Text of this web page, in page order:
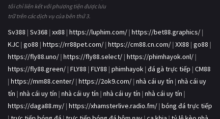
tôi chỉ liên kết với phương tiện được lưu
trữ trên các dịch vụ của bên thứ 3.
Sv388 | Sv368 | xx88 | https://luphim.com/ | https://bet88.graphics/ |
KJC | go88 | https://rr88pet.com/ | https://cm88.cn.com/ | XX88 | go88 |
https://fly88.uno/ | https://fly88.select/ | https://phimhayok.onl/ |
https://fly88.green/ | FLY88 | FLY88 | phimhayok | đá gà trực tiếp | CM88
| https://mm88.center/ | https://2ok9.com/ | nhà cái uy tín | nhà cái uy
tín | nhà cái uy tín | nhà cái uy tín | nhà cái uy tín | nhà cái uy tín |
https://daga88.my/ | https://xhamsterlive.radio.fm/ | bóng đá trực tiếp